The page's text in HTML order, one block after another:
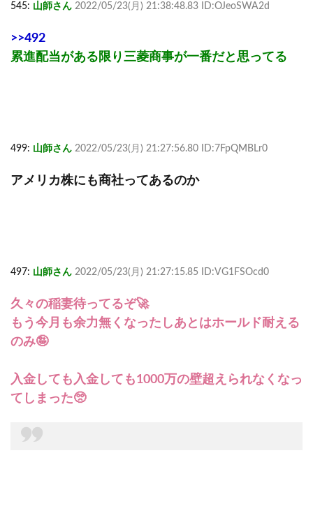
545: 山師さん 2022/05/23(月) 21:38:48.83 ID:OJeoSWA2d
>>492
累進配当がある限り三菱商事が一番だと思ってる
499: 山師さん 2022/05/23(月) 21:27:56.80 ID:7FpQMBLr0
アメリカ株にも商社ってあるのか
497: 山師さん 2022/05/23(月) 21:27:15.85 ID:VG1FSOcd0
久々の稲妻待ってるぞ🚀
もう今月も余力無くなったしあとはホールド耐える
のみ🤪
入金しても入金しても1000万の壁超えられなくなっ
てしまった🥺